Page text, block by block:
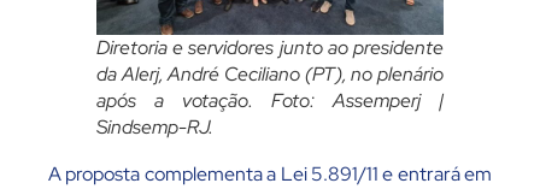
Diretoria e servidores junto ao presidente
da Alerj, André Ceciliano (PT), no plenário
após a votação. Foto: Assemperj |
Sindsemp-RJ.
A proposta complementa a Lei 5.891/11 e entrará em